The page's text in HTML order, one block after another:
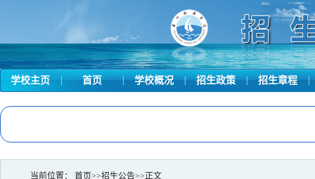
学校主页 首页 | 学校概况 | 招生政策 | 招生章程 |
当前位置： 首页>>招生公告>>正文